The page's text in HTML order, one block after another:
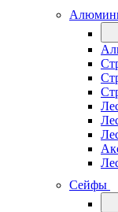
Сейфы